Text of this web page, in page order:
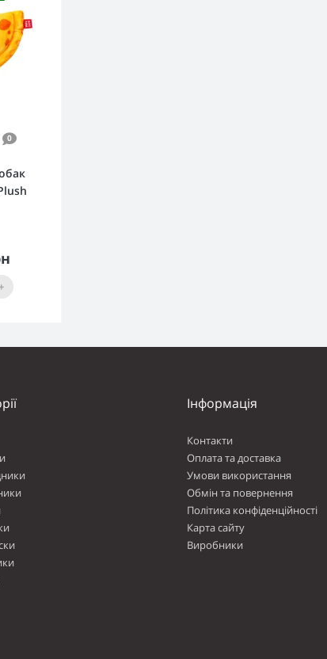
0
Інформація
Контакти
Оплата та доставка
Умови використання
Обмін та повернення
Політика конфіденційності
Карта сайту
Виробники